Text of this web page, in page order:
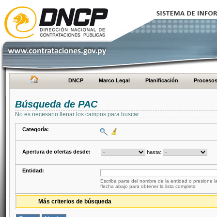
DNCP Marco Legal Planificación Procesos
Búsqueda de PAC
No es necesario llenar los campos para buscar
Categoría:
Apertura de ofertas desde: hasta:
Entidad:
Escriba parte del nombre de la entidad o presione
flecha abajo para obtener la lista completa
Más criterios de búsqueda